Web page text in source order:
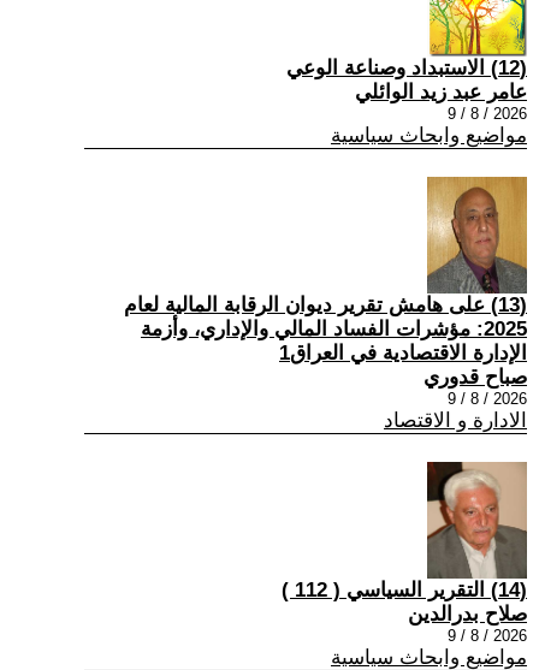
(12) الاستبداد وصناعة الوعي
عامر عبد زيد الوائلي
2026 / 8 / 9
مواضيع وابحاث سياسية
(13) على هامش تقرير ديوان الرقابة المالية لعام
2025: مؤشرات الفساد المالي والإداري، وأزمة
الإدارة الاقتصادية في العراق1
صباح قدوري
2026 / 8 / 9
الادارة و الاقتصاد
(14) التقرير السياسي ( 112 )
صلاح بدرالدين
2026 / 8 / 9
مواضيع وابحاث سياسية